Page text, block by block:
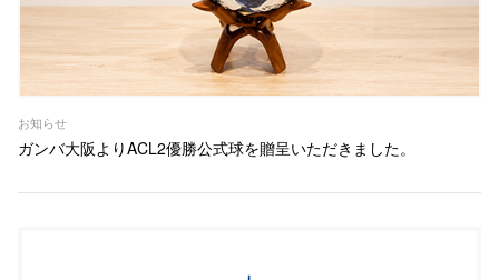
お知らせ
ガンバ大阪よりACL2優勝公式球を贈呈いただきました。